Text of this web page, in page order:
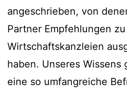
angeschrieben, von
Partner Empfehlungen zu
Wirtschaftskanzleien
haben. Unseres Wissens
eine so umfangreiche